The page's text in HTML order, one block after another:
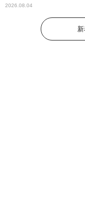
なたに伝えたいこと」
2026.08.04